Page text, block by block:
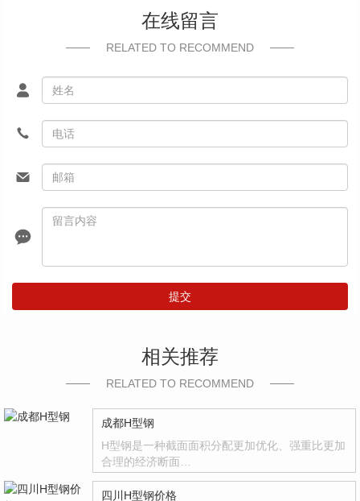
在线留言
RELATED TO RECOMMEND
提交
相关推荐
RELATED TO RECOMMEND
成都H型钢
H型钢是一种截面面积分配更加优化、强重比更加
合理的经济断面…
四川H型钢价格